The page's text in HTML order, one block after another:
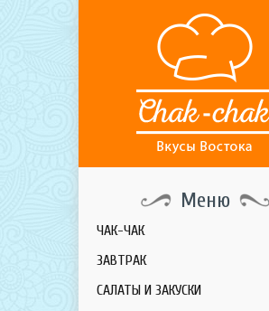
Меню
ЧАК-ЧАК
ЗАВТРАК
САЛАТЫ И ЗАКУСКИ